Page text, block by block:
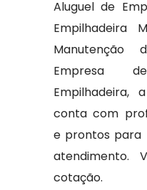
Aluguel de
Empilhadeira
Manutenção
Empresa
Empilhadeira,
conta com
e prontos para
atendimento.
cotação.